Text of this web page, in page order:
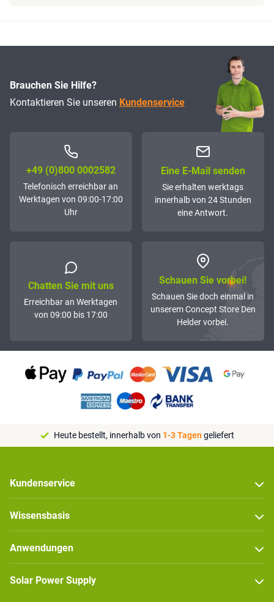
Brauchen Sie Hilfe?
Kontaktieren Sie unseren Kundenservice
+49 (0)800 0002582
Telefonisch erreichbar an
Werktagen von 09:00-17:00
Uhr
Eine E-Mail senden
Sie erhalten werktags
innerhalb von 24 Stunden
eine Antwort.
Chatten Sie mit uns
Erreichbar an Werktagen
von 09:00 bis 17:00
Schauen Sie vorbei!
Schauen Sie doch einmal in
unserem Concept Store Den
Helder vorbei.
Heute bestellt, innerhalb von 1-3 Tagengeliefert
Kundenservice
Wissensbasis
Anwendungen
Solar Power Supply